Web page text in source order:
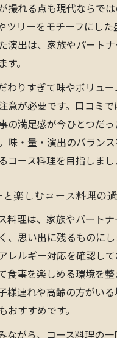
撮れる点も現代ならで
ツリーをモチーフにした
演出は、家族やパート
。
わりすぎて味やボリュー
意が必要です。口コミで
の満足感が今ひとつだっ
味・量・演出のバランス
コース料理を目指しまし
楽しむコース料理の
料理は、家族やパート
、思い出に残るものに
レルギー対応を確認し
食事を楽しめる環境を整
様連れや高齢の方がい
すすめです。
ながら、コース料理の